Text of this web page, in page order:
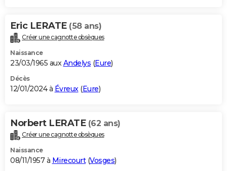
Bricolage
Lifestyle
Culture
Sport
Auto
Television
Voyage
Cinema
Eric LERATE (58 ans)
Créer une cagnotte obsèques
Naissance
23/03/1965 auxAndelys (Eure)
Décès
12/01/2024 à Évreux(Eure)
Norbert LERATE (62 ans)
Créer une cagnotte obsèques
Naissance
08/11/1957 à Mirecourt(Vosges)